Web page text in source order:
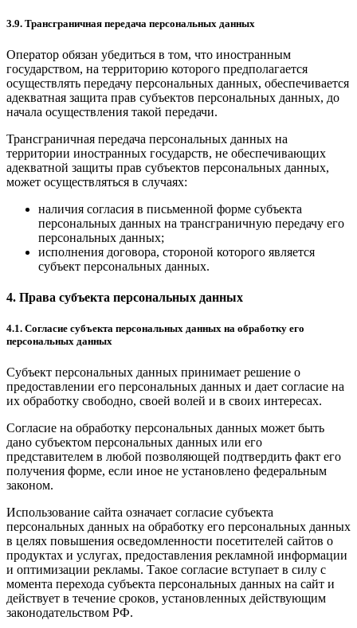
3.9. Трансграничная передача персональных данных
Оператор обязан убедиться в том, что иностранным
государством, на территорию которого предполагается
осуществлять передачу персональных данных, обеспечивается
адекватная защита прав субъектов персональных данных, до
начала осуществления такой передачи.
Трансграничная передача персональных данных на
территории иностранных государств, не обеспечивающих
адекватной защиты прав субъектов персональных данных,
может осуществляться в случаях:
наличия согласия в письменной форме субъекта
персональных данных на трансграничную передачу его
персональных данных;
исполнения договора, стороной которого является
субъект персональных данных.
4. Права субъекта персональных данных
4.1. Согласие субъекта персональных данных на обработку его
персональных данных
Субъект персональных данных принимает решение о
предоставлении его персональных данных и дает согласие на
их обработку свободно, своей волей и в своих интересах.
Согласие на обработку персональных данных может быть
дано субъектом персональных данных или его
представителем в любой позволяющей подтвердить факт его
получения форме, если иное не установлено федеральным
законом.
Использование сайта означает согласие субъекта
персональных данных на обработку его персональных данных
в целях повышения осведомленности посетителей сайтов о
продуктах и услугах, предоставления рекламной информации
и оптимизации рекламы. Такое согласие вступает в силу с
момента перехода субъекта персональных данных на сайт и
действует в течение сроков, установленных действующим
законодательством РФ.